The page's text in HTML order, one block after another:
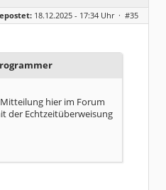
18.12.2025 - 17:34 Uhr · #35
hier im Forum
der Echtzeitüberweisung